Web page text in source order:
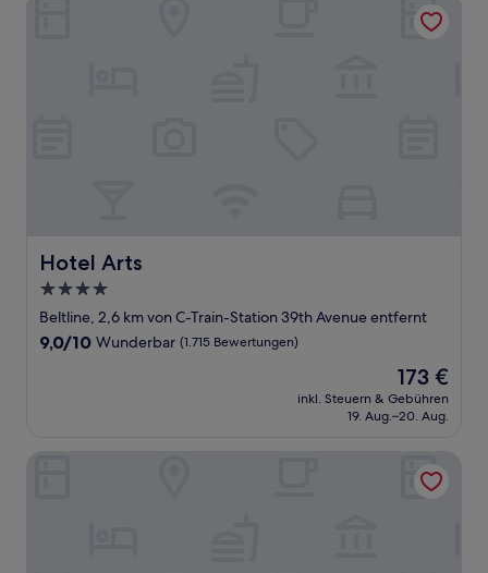
Hotel Arts
Hotel Arts
4.0-
Sterne-
Unterkunft
Beltline, 2,6 km von C-Train-Station 39th Avenue entfernt
9.0
9,0/10 Wunderbar (1.715 Bewertungen)
Der
Preis
beträgt
173 €
inkl. Steuern & Gebühren
19. Aug.–20. Aug.